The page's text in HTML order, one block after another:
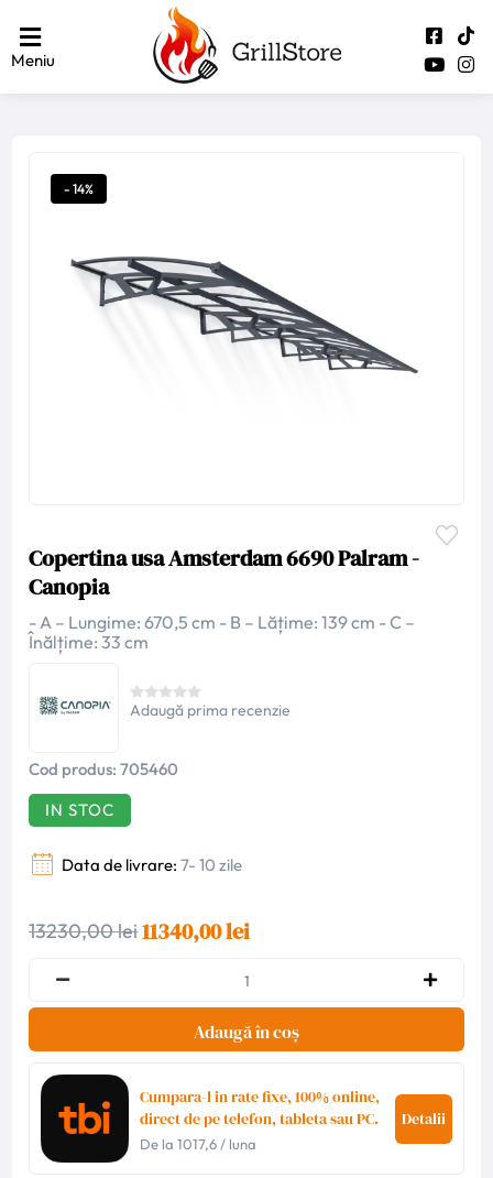
Meniu
- 14%
Copertina usa Amsterdam 6690 Palram -
Canopia
- A – Lungime: 670,5 cm - B – Lățime: 139 cm - C –
Înălțime: 33 cm
Adaugă prima recenzie
Cod produs: 705460
IN STOC
Data de livrare: 7- 10 zile
13230,00 lei11340,00 lei
Adaugă în coș
Cumpara-l in rate fixe, 100% online,
direct de pe telefon, tableta sau PC.
De la1017,6 / luna
Detalii